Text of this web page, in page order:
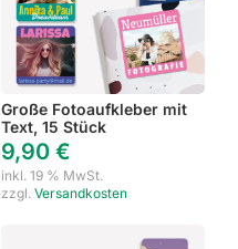
Große Fotoaufkleber mit
Text, 15 Stück
9,90 €
inkl. 19 % MwSt.
zzgl. Versandkosten